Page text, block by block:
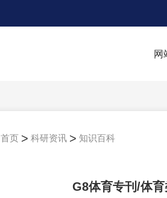
网
首页 > 科研资讯 > 知识百科
G8体育专刊/体